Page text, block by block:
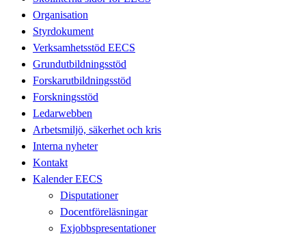
Organisation
Styrdokument
Verksamhetsstöd EECS
Grundutbildningsstöd
Forskarutbildningsstöd
Forskningsstöd
Ledarwebben
Arbetsmiljö, säkerhet och kris
Interna nyheter
Kontakt
Kalender EECS
Disputationer
Docentföreläsningar
Exjobbspresentationer